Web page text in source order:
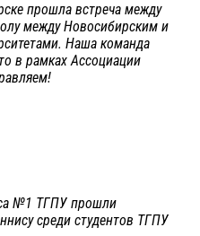
прошла встреча между
между Новосибирским и
Наша команда
в рамках Ассоциации
№1 ТГПУ прошли
среди студентов ТГПУ